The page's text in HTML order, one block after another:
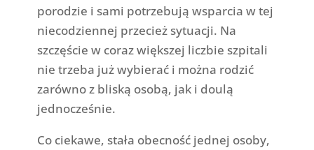
porodzie i sami potrzebują wsparcia w tej
niecodziennej przecież sytuacji. Na
szczęście w coraz większej liczbie szpitali
nie trzeba już wybierać i można rodzić
zarówno z bliską osobą, jak i doulą
jednocześnie.
Co ciekawe, stała obecność jednej osoby,